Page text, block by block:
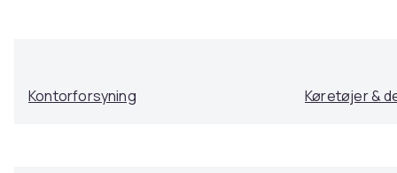
Kontorforsyning Køretøjer &